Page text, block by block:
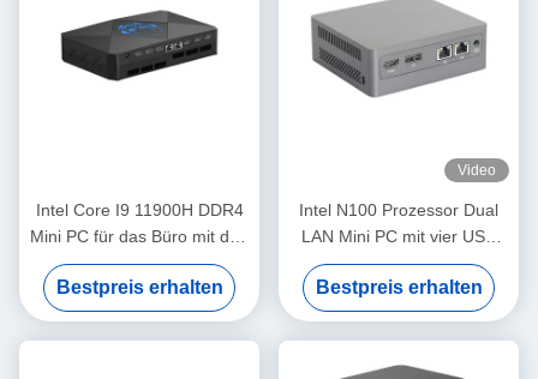
Intel Core I9 11900H DDR4
Mini PC für das Büro mit drei
HDMI-Unterstützung 4K-
Display
Bestpreis erhalten
Video
Intel N100 Prozessor Dual
LAN Mini PC mit vier USB
DDR4 46 GB RAM für das
Home Office
Bestpreis erhalten